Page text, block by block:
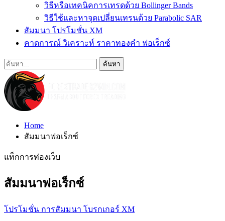
วิธีหรือเทคนิคการเทรดด้วย Bollinger Bands
วิธีใช้และหาจุดเปลี่ยนเทรนด้วย Parabolic SAR
สัมมนา โปรโมชั่น XM
คาดการณ์ วิเคราะห์ ราคาทองคำ ฟอเร็กซ์
Home
สัมมนาฟอเร็กซ์
แท็กการท่องเว็บ
สัมมนาฟอเร็กซ์
โปรโมชั่น การสัมมนา โบรกเกอร์ XM